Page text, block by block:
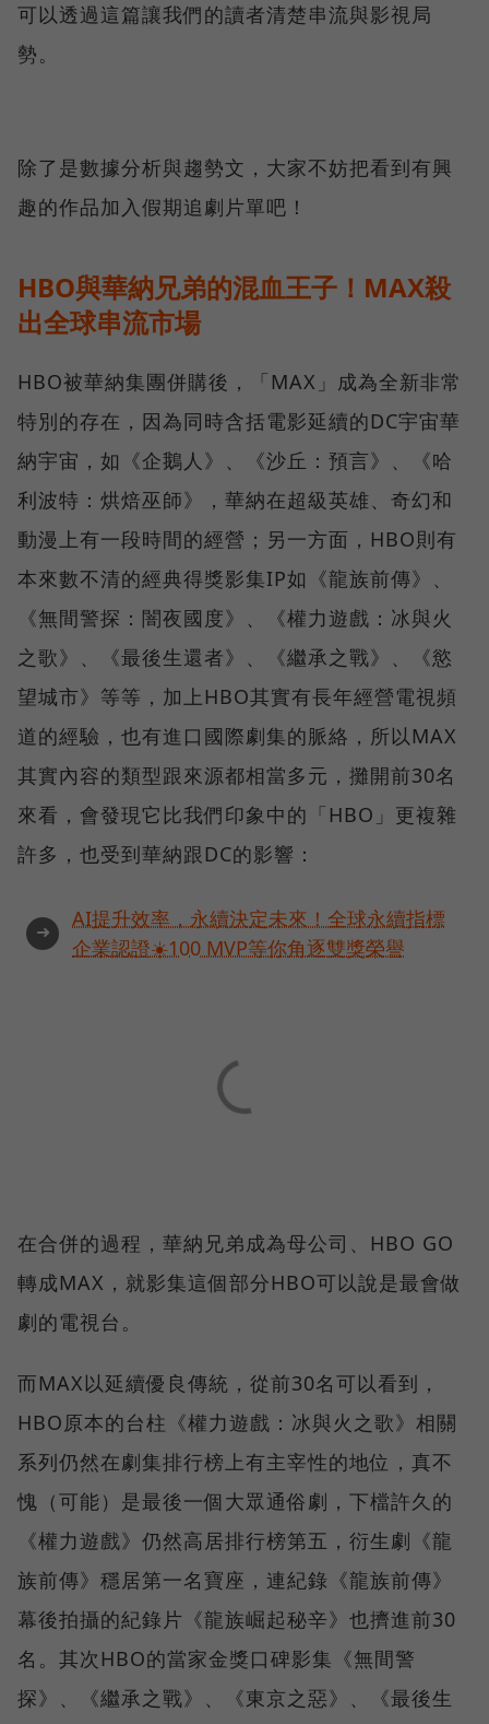
可以透過這篇讓我們的讀者清楚串流與影視局
勢。
除了是數據分析與趨勢文，大家不妨把看到有興
趣的作品加入假期追劇片單吧！
HBO與華納兄弟的混血王子！MAX殺
出全球串流市場
HBO被華納集團併購後，「MAX」成為全新非常
特別的存在，因為同時含括電影延續的DC宇宙華
納宇宙，如《企鵝人》、《沙丘：預言》、《哈
利波特：烘焙巫師》，華納在超級英雄、奇幻和
動漫上有一段時間的經營；另一方面，HBO則有
本來數不清的經典得獎影集IP如《龍族前傳》、
《無間警探：闇夜國度》、《權力遊戲：冰與火
之歌》、《最後生還者》、《繼承之戰》、《慾
望城市》等等，加上HBO其實有長年經營電視頻
道的經驗，也有進口國際劇集的脈絡，所以MAX
其實內容的類型跟來源都相當多元，攤開前30名
來看，會發現它比我們印象中的「HBO」更複雜
許多，也受到華納跟DC的影響：
➜
AI提升效率，永續決定未來！全球永續指標
企業認證☀️100 MVP等你角逐雙獎榮譽
在合併的過程，華納兄弟成為母公司、HBO GO
轉成MAX，就影集這個部分HBO可以說是最會做
劇的電視台。
而MAX以延續優良傳統，從前30名可以看到，
HBO原本的台柱《權力遊戲：冰與火之歌》相關
系列仍然在劇集排行榜上有主宰性的地位，真不
愧（可能）是最後一個大眾通俗劇，下檔許久的
《權力遊戲》仍然高居排行榜第五，衍生劇《龍
族前傳》穩居第一名寶座，連紀錄《龍族前傳》
幕後拍攝的紀錄片《龍族崛起秘辛》也擠進前30
名。其次HBO的當家金獎口碑影集《無間警
探》、《繼承之戰》、《東京之惡》、《最後生